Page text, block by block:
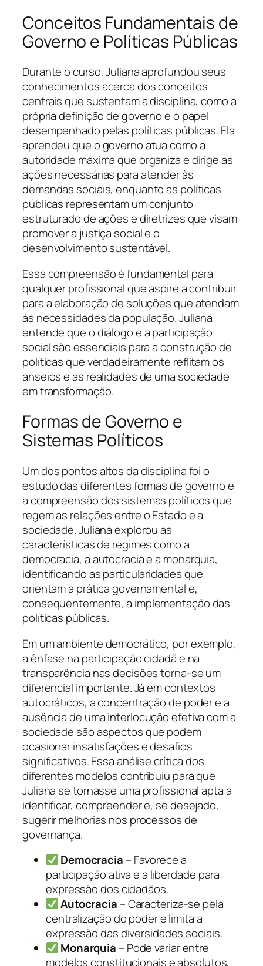
Conceitos Fundamentais de
Governo e Políticas Públicas
Durante o curso, Juliana aprofundou seus
conhecimentos acerca dos conceitos
centrais que sustentam a disciplina, como a
própria definição de governo e o papel
desempenhado pelas políticas públicas. Ela
aprendeu que o governo atua como a
autoridade máxima que organiza e dirige as
ações necessárias para atender às
demandas sociais, enquanto as políticas
públicas representam um conjunto
estruturado de ações e diretrizes que visam
promover a justiça social e o
desenvolvimento sustentável.
Essa compreensão é fundamental para
qualquer profissional que aspire a contribuir
para a elaboração de soluções que atendam
às necessidades da população. Juliana
entende que o diálogo e a participação
social são essenciais para a construção de
políticas que verdadeiramente reflitam os
anseios e as realidades de uma sociedade
em transformação.
Formas de Governo e
Sistemas Políticos
Um dos pontos altos da disciplina foi o
estudo das diferentes formas de governo e
a compreensão dos sistemas políticos que
regem as relações entre o Estado e a
sociedade. Juliana explorou as
características de regimes como a
democracia, a autocracia e a monarquia,
identificando as particularidades que
orientam a prática governamental e,
consequentemente, a implementação das
políticas públicas.
Em um ambiente democrático, por exemplo,
a ênfase na participação cidadã e na
transparência nas decisões torna-se um
diferencial importante. Já em contextos
autocráticos, a concentração de poder e a
ausência de uma interlocução efetiva com a
sociedade são aspectos que podem
ocasionar insatisfações e desafios
significativos. Essa análise crítica dos
diferentes modelos contribuiu para que
Juliana se tornasse uma profissional apta a
identificar, compreender e, se desejado,
sugerir melhorias nos processos de
governança.
Democracia – Favorece a
participação ativa e a liberdade para
expressão dos cidadãos.
Autocracia – Caracteriza-se pela
centralização do poder e limita a
expressão das diversidades sociais.
Monarquia – Pode variar entre
modelos constitucionais e absolutos,